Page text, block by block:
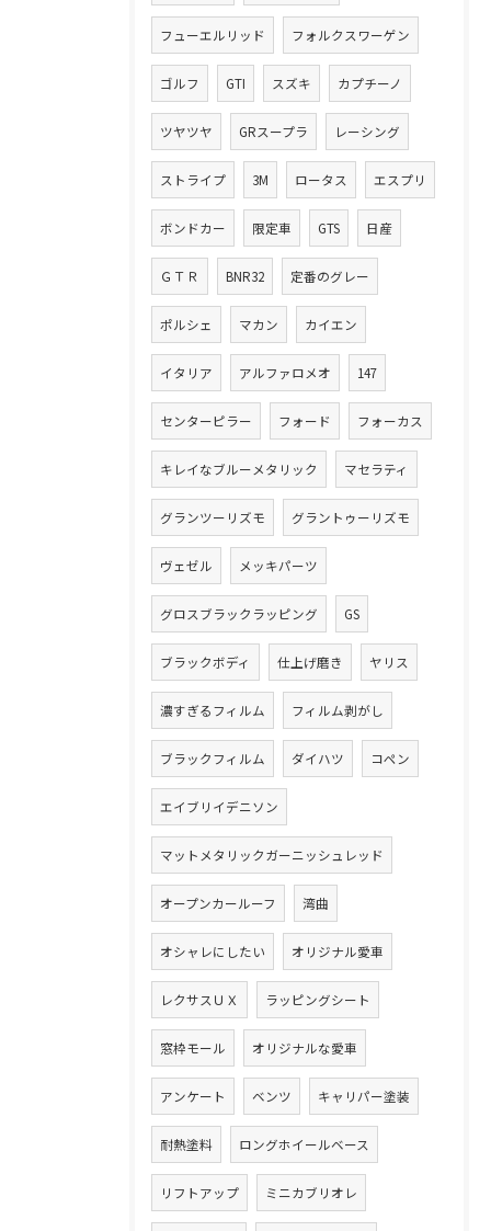
フューエルリッド フォルクスワーゲン
ゴルフ GTI スズキ カプチーノ
ツヤツヤ GRスープラ レーシング
ストライプ 3M ロータス エスプリ
ボンドカー 限定車 GTS 日産
ＧＴＲ BNR32 定番のグレー
ポルシェ マカン カイエン
イタリア アルファロメオ 147
センターピラー フォード フォーカス
キレイなブルーメタリック マセラティ
グランツーリズモ グラントゥーリズモ
ヴェゼル メッキパーツ
グロスブラックラッピング GS
ブラックボディ 仕上げ磨き ヤリス
濃すぎるフィルム フィルム剥がし
ブラックフィルム ダイハツ コペン
エイブリイデニソン
マットメタリックガーニッシュレッド
オープンカールーフ 湾曲
オシャレにしたい オリジナル愛車
レクサスＵＸ ラッピングシート
窓枠モール オリジナルな愛車
アンケート ベンツ キャリパー塗装
耐熱塗料 ロングホイールベース
リフトアップ ミニカブリオレ